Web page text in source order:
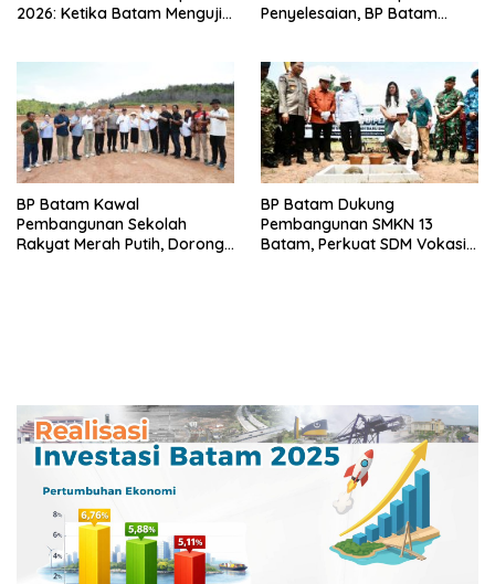
2026: Ketika Batam Menguji
Penyelesaian, BP Batam
BP Batam Kawal
Pembangunan Sekolah
Rakyat Merah Putih, Dorong
BP Batam Dukung
Pembangunan SMKN 13
Batam, Perkuat SDM Vokasi